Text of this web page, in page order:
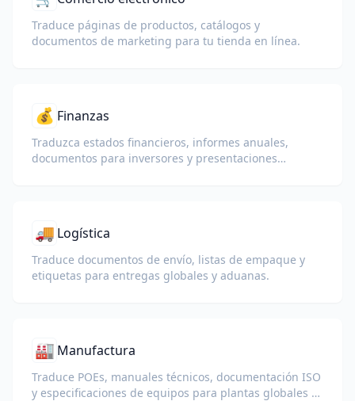
Traduce páginas de productos, catálogos y
documentos de marketing para tu tienda en línea.
💰 Finanzas
Traduzca estados financieros, informes anuales,
documentos para inversores y presentaciones
🚚 Logística
Traduce documentos de envío, listas de empaque y
etiquetas para entregas globales y aduanas.
🏭 Manufactura
Traduce POEs, manuales técnicos, documentación ISO
y especificaciones de equipos para plantas globales y